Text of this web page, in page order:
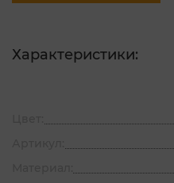
Характеристики: